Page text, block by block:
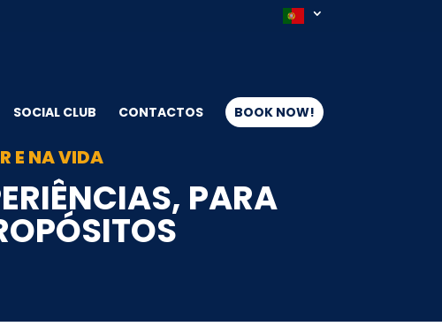
SOCIAL CLUB CONTACTOS BOOK NOW!
E NA VIDA
PARA